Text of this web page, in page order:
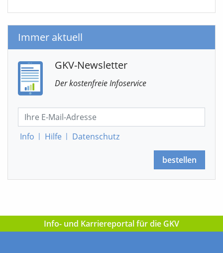
Immer aktuell
GKV-Newsletter
Der kostenfreie Infoservice
Info | Hilfe | Datenschutz
bestellen
Info- und Karriereportal für die GKV